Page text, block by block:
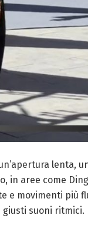
lenta,
aree come
e movimenti
suoni ritmici.